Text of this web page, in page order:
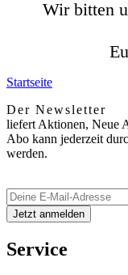
Wir bitten
Startseite
Der Newsletter
liefert Aktionen, Neue
Abo kann jederzeit
werden.
Service